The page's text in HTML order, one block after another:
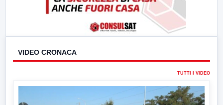
VIDEO CRONACA
TUTTI I VIDEO